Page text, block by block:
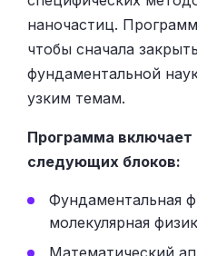
наночастиц.
чтобы сначала
фундаментальной
узким темам.
Программа включает
следующих блоков:
Фундаментальная
молекулярная
Математический